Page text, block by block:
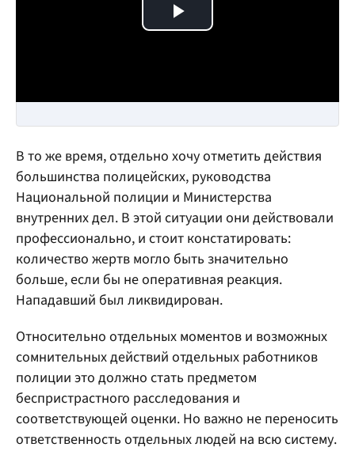
Play Video
В то же время, отдельно хочу отметить действия
большинства полицейских, руководства
Национальной полиции и Министерства
внутренних дел. В этой ситуации они действовали
профессионально, и стоит констатировать:
количество жертв могло быть значительно
больше, если бы не оперативная реакция.
Нападавший был ликвидирован.
Относительно отдельных моментов и возможных
сомнительных действий отдельных работников
полиции это должно стать предметом
беспристрастного расследования и
соответствующей оценки. Но важно не переносить
ответственность отдельных людей на всю систему.